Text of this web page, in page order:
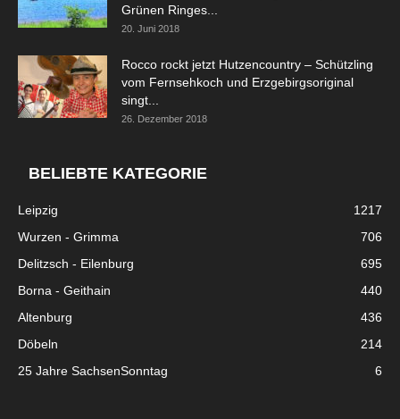
Grünen Ringes...
20. Juni 2018
Rocco rockt jetzt Hutzencountry – Schützling
vom Fernsehkoch und Erzgebirgsoriginal
singt...
26. Dezember 2018
BELIEBTE KATEGORIE
Leipzig
1217
Wurzen - Grimma
706
Delitzsch - Eilenburg
695
Borna - Geithain
440
Altenburg
436
Döbeln
214
25 Jahre SachsenSonntag
6